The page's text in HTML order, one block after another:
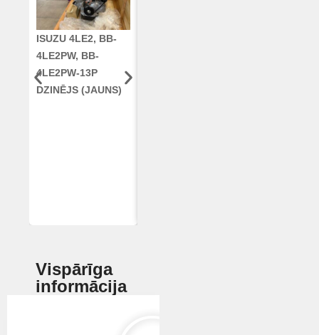
ISUZU 4LE2, BB-
4LE2PW, BB-
4LE2PW-13P
DZINĒJS (JAUNS)
Vispārīga
informācija